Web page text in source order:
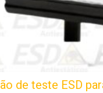
de teste ESD